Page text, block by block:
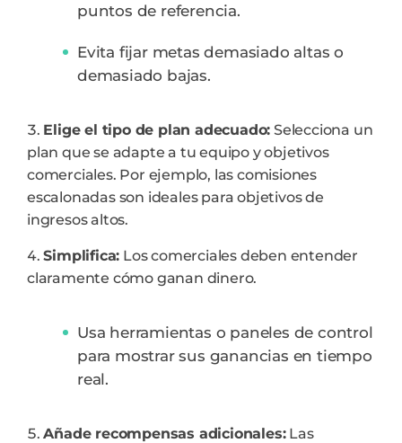
puntos de referencia.
Evita fijar metas demasiado altas o
demasiado bajas.
Elige el tipo de plan adecuado: Selecciona un
plan que se adapte a tu equipo y objetivos
comerciales. Por ejemplo, las comisiones
escalonadas son ideales para objetivos de
ingresos altos.
Simplifica: Los comerciales deben entender
claramente cómo ganan dinero.
Usa herramientas o paneles de control
para mostrar sus ganancias en tiempo
real.
Añade recompensas adicionales:Las